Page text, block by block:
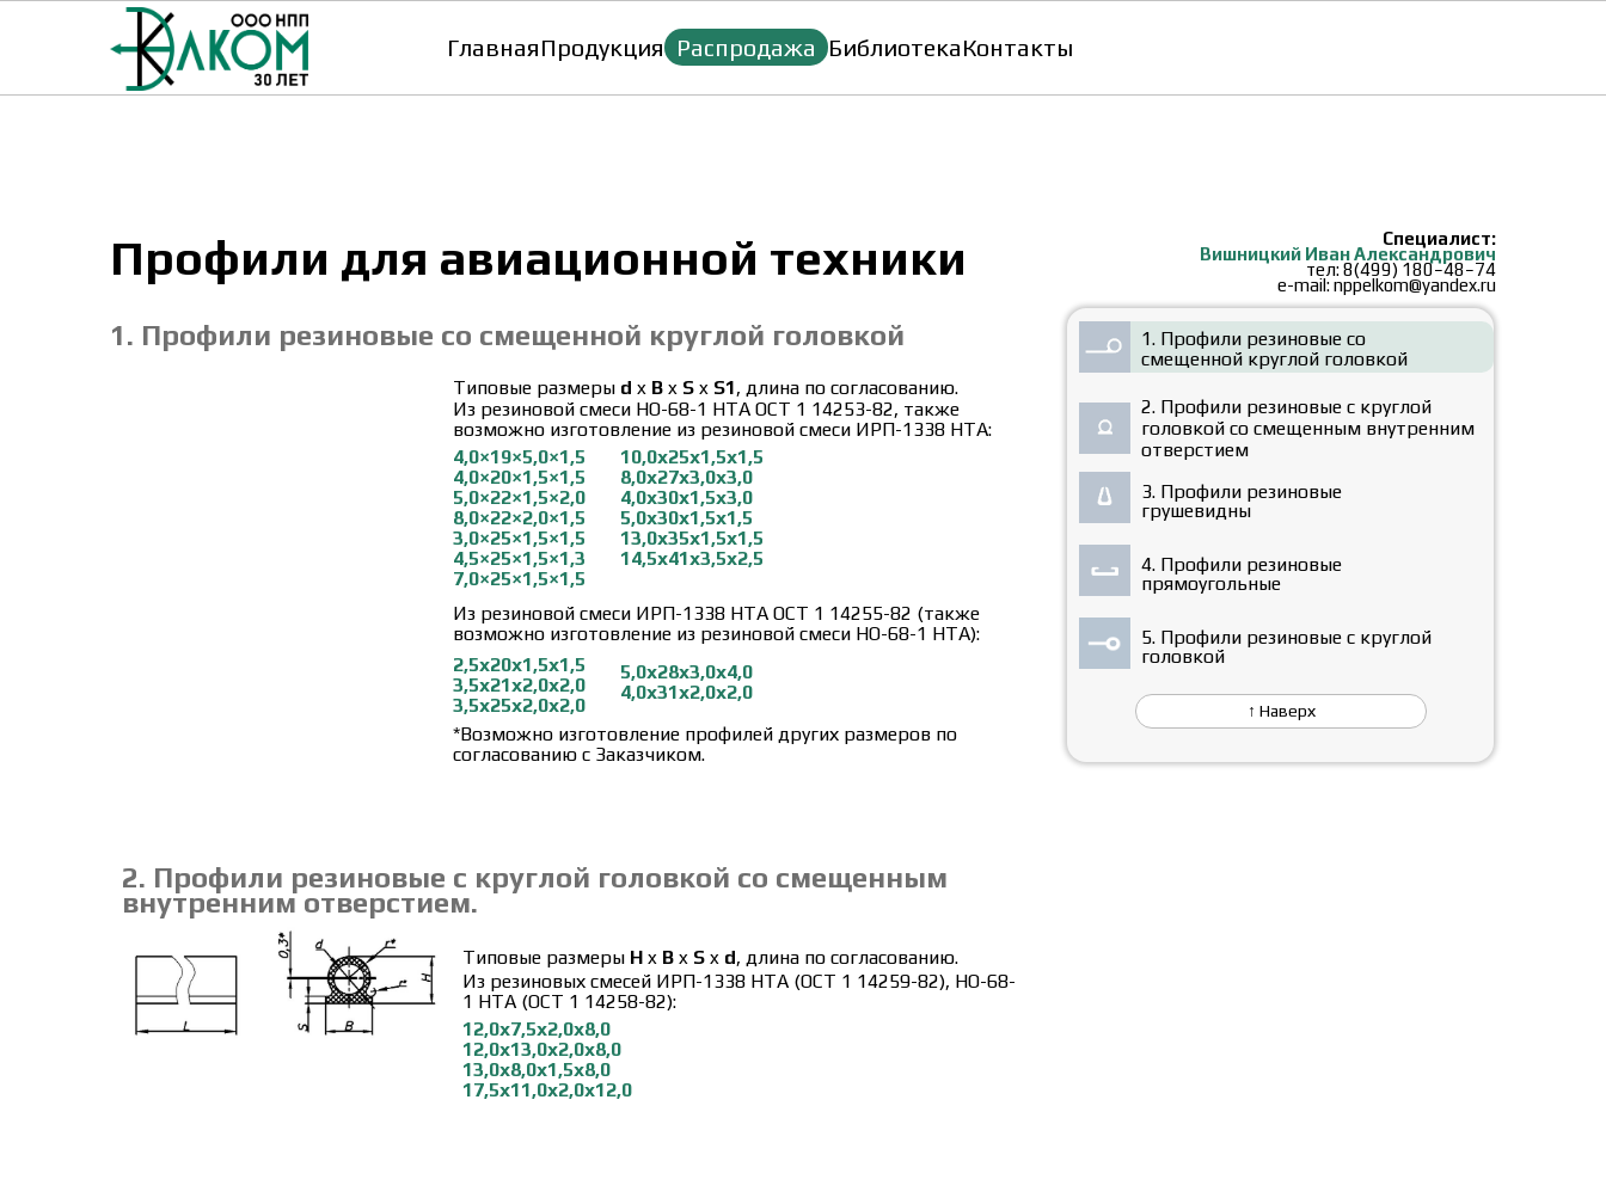
ГлавнаяПродукция Распродажа БиблиотекаКонтакты
Специалист:
Вишницкий Иван Александрович
тел:8(499) 180−48−74
e-mail:nppelkom@yandex.ru
Типовые размеры H x B x S x d, длина по согласованию.
Из резиновых смесей ИРП-1338 НТА (ОСТ 1 14259-82), НО-68-
1 НТА (ОСТ 1 14258-82):
12,0х7,5х2,0х8,0
12,0х13,0х2,0х8,0
13,0х8,0х1,5х8,0
17,5х11,0х2,0х12,0
2. Профили резиновые с круглой головкой со смещенным
внутренним отверстием.
Типовые размеры d x B x S x S1, длина по согласованию.
Из резиновой смеси НО-68-1 НТА ОСТ 1 14253-82, также
возможно изготовление из резиновой смеси ИРП-1338 НТА:
4,0×19×5,0×1,5
4,0×20×1,5×1,5
5,0×22×1,5×2,0
8,0×22×2,0×1,5
3,0×25×1,5×1,5
4,5×25×1,5×1,3
7,0×25×1,5×1,5
10,0х25х1,5х1,5
8,0х27х3,0х3,0
4,0х30х1,5х3,0
5,0х30х1,5х1,5
13,0х35х1,5х1,5
14,5х41х3,5х2,5
Из резиновой смеси ИРП-1338 НТА ОСТ 1 14255-82 (также
возможно изготовление из резиновой смеси НО-68-1 НТА):
2,5х20х1,5х1,5
3,5х21х2,0х2,0
3,5х25х2,0х2,0
5,0х28х3,0х4,0
4,0х31х2,0х2,0
*Возможно изготовление профилей других размеров по
согласованию с Заказчиком.
1. Профили резиновые со смещенной круглой головкой
Профили для авиационной техники
↑ Наверх
5. Профили резиновые с круглой
головкой
4. Профили резиновые
прямоугольные
3. Профили резиновые
грушевидны
2. Профили резиновые с круглой
головкой со смещенным внутренним
отверстием
1. Профили резиновые со
смещенной круглой головкой